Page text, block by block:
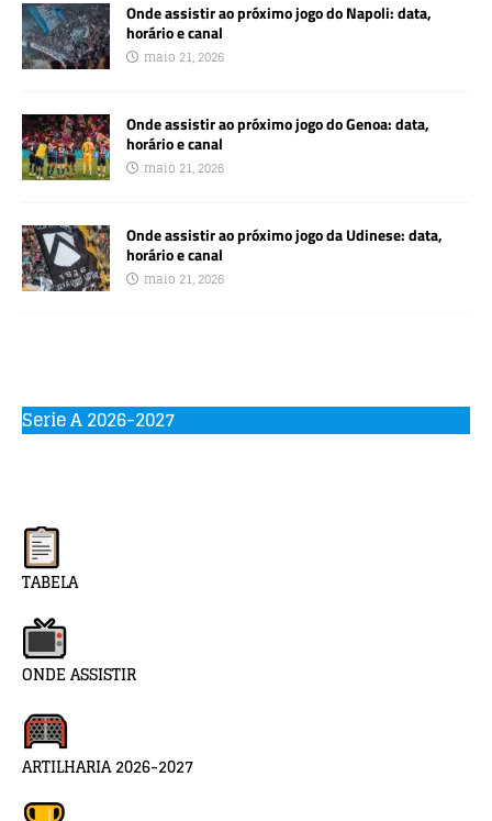
Onde assistir ao próximo jogo do Napoli: data,
horário e canal
maio 21, 2026
Onde assistir ao próximo jogo do Genoa: data,
horário e canal
maio 21, 2026
Onde assistir ao próximo jogo da Udinese: data,
horário e canal
maio 21, 2026
Serie A 2026-2027
TABELA
ONDE ASSISTIR
ARTILHARIA 2026-2027